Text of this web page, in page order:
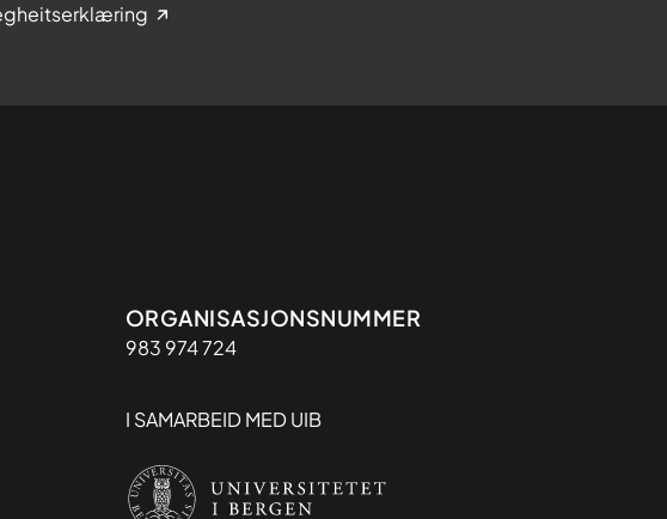
Organisasjon
ORGANISASJONSNUMMER
983 974 724
I SAMARBEID MED UIB